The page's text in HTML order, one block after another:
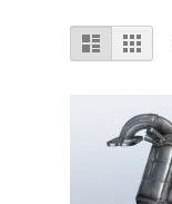
Afficher
en
Liste